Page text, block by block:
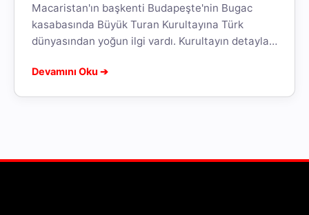
Macaristan'ın başkenti Budapeşte'nin Bugac
kasabasında Büyük Turan Kurultayına Türk
dünyasından yoğun ilgi vardı. Kurultayın detayları
Devamını Oku ➔